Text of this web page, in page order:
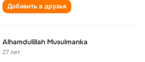
Добавить в друзья
Alhamdulillah Musulmanka
27 лет